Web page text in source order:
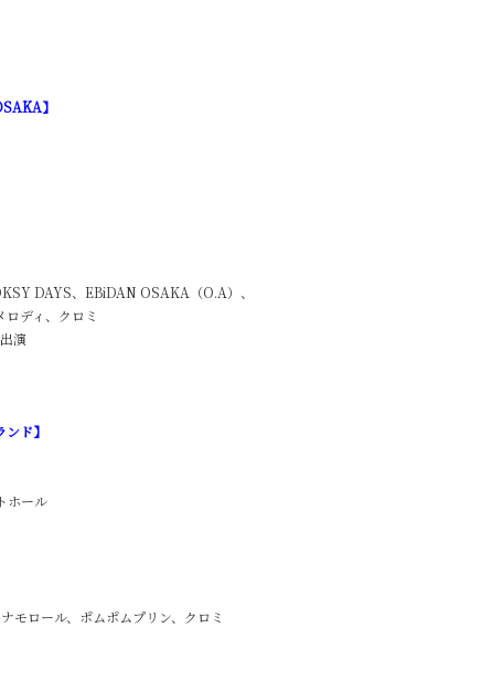
】
14:10
DAYS、EBiDAN OSAKA（O.A）、
ディ、クロミ
演
ド】
ホール
12:45
モロール、ポムポムプリン、クロミ